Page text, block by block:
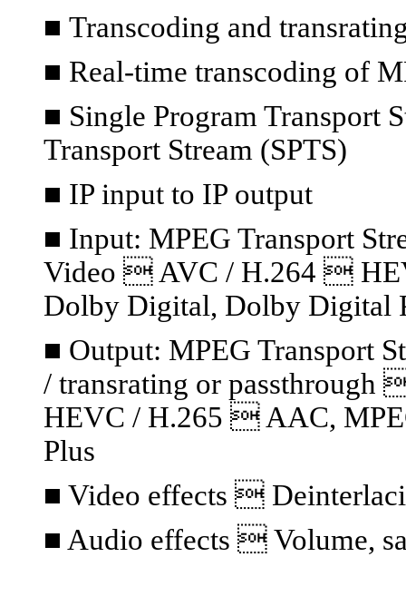
■ Transcoding and
■ Real-time transcoding of
■ Single Program Transport
Transport Stream (SPTS)
■ IP input to IP output
■ Input: MPEG Transport
Video  AVC / H.264 
Dolby Digital, Dolby Digital
■ Output: MPEG Transport
/ transrating or
HEVC / H.265  AAC,
Plus
■ Video effects 
■ Audio effects  Volume,